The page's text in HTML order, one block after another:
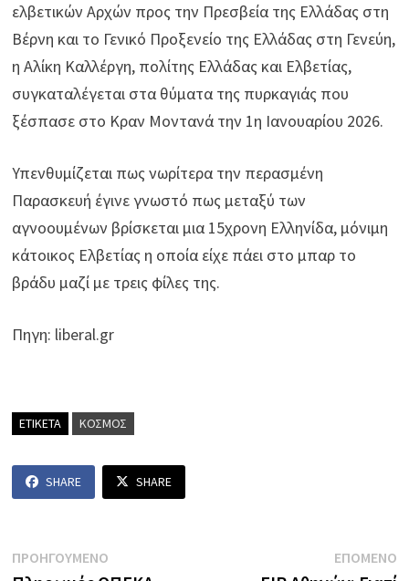
ελβετικών Αρχών προς την Πρεσβεία της Ελλάδας στη
Βέρνη και το Γενικό Προξενείο της Ελλάδας στη Γενεύη,
η Αλίκη Καλλέργη, πολίτης Ελλάδας και Ελβετίας,
συγκαταλέγεται στα θύματα της πυρκαγιάς που
ξέσπασε στο Κραν Μοντανά την 1η Ιανουαρίου 2026.
Υπενθυμίζεται πως νωρίτερα την περασμένη
Παρασκευή έγινε γνωστό πως μεταξύ των
αγνοουμένων βρίσκεται μια 15χρονη Ελληνίδα, μόνιμη
κάτοικος Ελβετίας η οποία είχε πάει στο μπαρ το
βράδυ μαζί με τρεις φίλες της.
Πηγη: liberal.gr
ΕΤΙΚΕΤΑ ΚΟΣΜΟΣ
SHARE SHARE
Πλοήγηση
ΠΡΟΗΓΟΥΜΕΝΟ ΕΠΟΜΕΝΟ